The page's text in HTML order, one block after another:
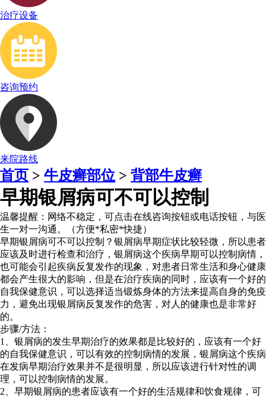
治疗设备
咨询预约
来院路线
首页 > 牛皮癣部位 > 背部牛皮癣
早期银屑病可不可以控制
温馨提醒： 网络不稳定，可点击在线咨询按钮或电话按钮，与医
生一对一沟通。（方便*私密*快捷）
早期银屑病可不可以控制？银屑病早期症状比较轻微，所以患者
应该及时进行检查和治疗，银屑病这个疾病早期可以控制病情，
也可能会引起疾病反复发作的现象，对患者日常生活和身心健康
都会产生很大的影响，但是在治疗疾病的同时，应该有一个好的
自我保健意识，可以选择适当锻炼身体的方法来提高自身的免疫
力，避免出现银屑病反复发作的危害，对人的健康也是非常好
的。
步骤/方法：
1、银屑病的发生早期治疗的效果都是比较好的，应该有一个好
的自我保健意识，可以有效的控制病情的发展，银屑病这个疾病
在发病早期治疗效果并不是很明显，所以应该进行针对性的调
理，可以控制病情的发展。
2、早期银屑病的患者应该有一个好的生活规律和饮食规律，可